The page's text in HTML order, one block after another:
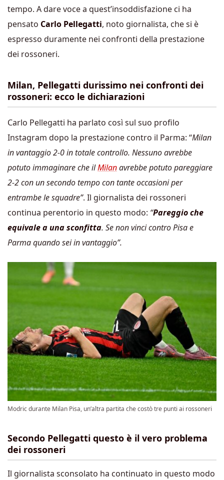
tempo. A dare voce a quest’insoddisfazione ci ha
pensato Carlo Pellegatti, noto giornalista, che si è
espresso duramente nei confronti della prestazione
dei rossoneri.
Milan, Pellegatti durissimo nei confronti dei
rossoneri: ecco le dichiarazioni
Carlo Pellegatti ha parlato così sul suo profilo
Instagram dopo la prestazione contro il Parma: “Milan
in vantaggio 2-0 in totale controllo. Nessuno avrebbe
potuto immaginare che ilMilanavrebbe potuto pareggiare
2-2 con un secondo tempo con tante occasioni per
entrambe le squadre”. Il giornalista dei rossoneri
continua perentorio in questo modo: “Pareggio che
equivale a una sconfitta. Se non vinci contro Pisa e
Parma quando sei in vantaggio”.
Modric durante Milan Pisa, un’altra partita che costò tre punti ai rossoneri
Secondo Pellegatti questo è il vero problema
dei rossoneri
Il giornalista sconsolato ha continuato in questo modo